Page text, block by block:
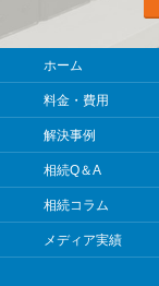
ホーム
料金・費用
解決事例
相続Q＆A
相続コラム
メディア実績